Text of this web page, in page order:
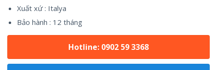
Xuất xứ : Italya
Bảo hành : 12 tháng
Hotline: 0902 59 3368